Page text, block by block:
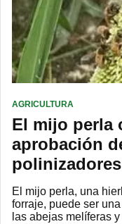
AGRICULTURA
El mijo perla
aprobación
polinizadores
El mijo perla, una
forraje, puede ser
las abejas melíferas